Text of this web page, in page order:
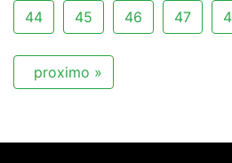
44 45 46 47
proximo »